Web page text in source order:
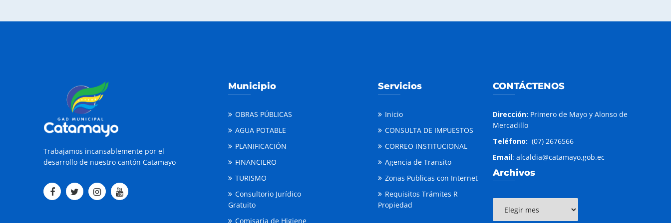
Trabajamos incansablemente por el
desarrollo de nuestro cantón Catamayo
Municipio
OBRAS PÚBLICAS
AGUA POTABLE
PLANIFICACIÓN
FINANCIERO
TURISMO
Consultorio Jurídico
Gratuito
Comisaria de Higiene
Servicios
Inicio
CONSULTA DE IMPUESTOS
CORREO INSTITUCIONAL
Agencia de Transito
Zonas Publicas con Internet
Requisitos Trámites R
Propiedad
CONTÁCTENOS
Dirección: Primero de Mayo y Alonso de
Mercadillo
Teléfono: (07) 2676566
Email: alcaldia@catamayo.gob.ec
Archivos